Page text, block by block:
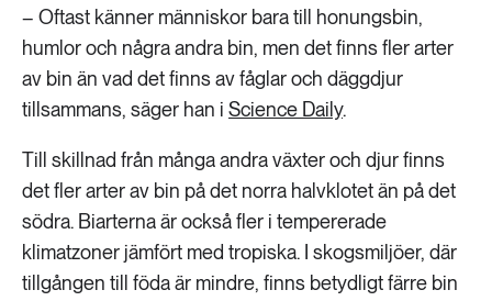
– Oftast känner människor bara till honungsbin,
humlor och några andra bin, men det finns fler arter
av bin än vad det finns av fåglar och däggdjur
tillsammans, säger han i Science Daily.
Till skillnad från många andra växter och djur finns
det fler arter av bin på det norra halvklotet än på det
södra. Biarterna är också fler i tempererade
klimatzoner jämfört med tropiska. I skogsmiljöer, där
tillgången till föda är mindre, finns betydligt färre bin